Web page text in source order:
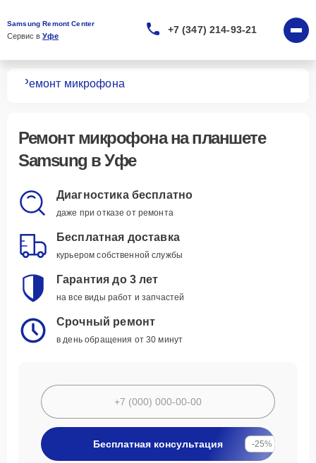
Samsung Remont Center
Сервис в Уфе
+7 (347) 214-93-21
Ремонт микрофона
Ремонт микрофонана планшете
Samsung в Уфе
Диагностика бесплатно
даже при отказе от ремонта
Бесплатная доставка
курьером собственной службы
Гарантия до 3 лет
на все виды работ и запчастей
Срочный ремонт
в день обращения от 30 минут
Бесплатная консультация -25%